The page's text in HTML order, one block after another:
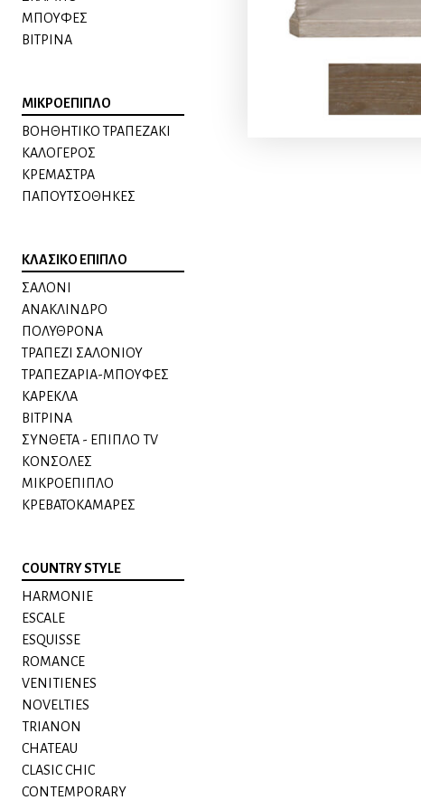
ΜΠΟΥΦΕΣ
ΒΙΤΡΙΝΑ
ΜΙΚΡΟΕΠΙΠΛΟ
ΒΟΗΘΗΤΙΚΟ ΤΡΑΠΕΖΑΚΙ
ΚΑΛΟΓΕΡΟΣ
ΚΡΕΜΑΣΤΡΑ
ΠΑΠΟΥΤΣΟΘΗΚΕΣ
ΚΛΑΣΙΚΟ ΕΠΙΠΛΟ
ΣΑΛΟΝΙ
ΑΝΑΚΛΙΝΔΡΟ
ΠΟΛΥΘΡΟΝΑ
ΤΡΑΠΕΖΙ ΣΑΛΟΝΙΟΥ
ΤΡΑΠΕΖΑΡΙΑ-ΜΠΟΥΦΕΣ
ΚΑΡΕΚΛΑ
ΒΙΤΡΙΝΑ
ΣΥΝΘΕΤΑ - ΕΠΙΠΛΟ TV
ΚΟΝΣΟΛΕΣ
ΜΙΚΡΟΕΠΙΠΛΟ
ΚΡΕΒΑΤΟΚΑΜΑΡΕΣ
COUNTRY STYLE
HARMONIE
ESCALE
ESQUISSE
ROMANCE
VENITIENES
NOVELTIES
TRIANON
CHATEAU
CLASIC CHIC
CONTEMPORARY